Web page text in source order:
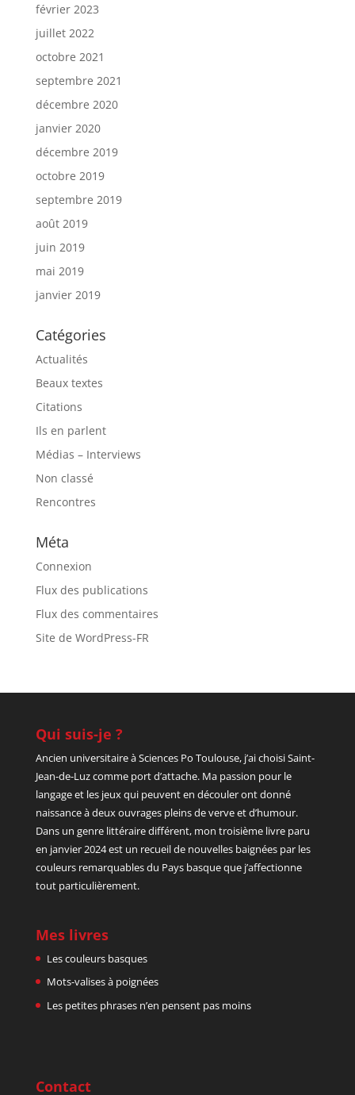
février 2023
juillet 2022
octobre 2021
septembre 2021
décembre 2020
janvier 2020
décembre 2019
octobre 2019
septembre 2019
août 2019
juin 2019
mai 2019
janvier 2019
Catégories
Actualités
Beaux textes
Citations
Ils en parlent
Médias – Interviews
Non classé
Rencontres
Méta
Connexion
Flux des publications
Flux des commentaires
Site de WordPress-FR
Qui suis-je ?
Ancien universitaire à Sciences Po Toulouse, j’ai choisi Saint-
Jean-de-Luz comme port d’attache. Ma passion pour le
langage et les jeux qui peuvent en découler ont donné
naissance à deux ouvrages pleins de verve et d’humour.
Dans un genre littéraire différent, mon troisième livre paru
en janvier 2024 est un recueil de nouvelles baignées par les
couleurs remarquables du Pays basque que j’affectionne
tout particulièrement.
Mes livres
Les couleurs basques
Mots-valises à poignées
Les petites phrases n’en pensent pas moins
Contact